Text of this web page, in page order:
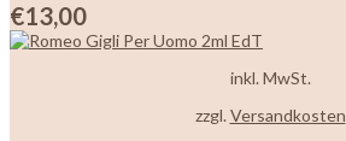
€13,00
inkl. MwSt.
zzgl.Versandkosten